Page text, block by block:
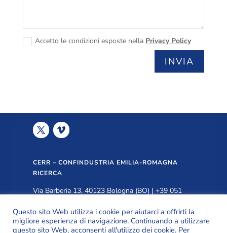
Accetto le condizioni esposte nella Privacy Policy
INVIA
CERR – CONFINDUSTRIA EMILIA-ROMAGNA
RICERCA
Via Barberia 13, 40123 Bologna (BO) | +39 051
Questo sito Web utilizza i cookie per aiutarci a offrirti la
migliore esperienza di navigazione. Continuando a utilizzare
questo sito Web, acconsenti all'utilizzo dei cookie. Per